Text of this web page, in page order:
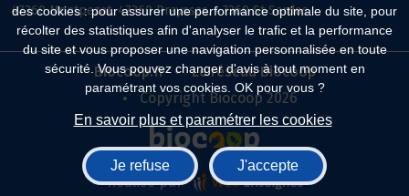
des cookies : pour assurer une performance optimale du site, pour
récolter des statistiques afin d'analyser le trafic et la performance
du site et vous proposer une navigation personnalisée en toute
sécurité. Vous pouvez changer d'avis à tout moment en
paramétrant vos cookies. OK pour vous ?
En savoir plus et paramétrer les cookies
Je refuse J'accepte
47360 Montpezat, 47360 Prayssas, 47360 St-Sardos
Biocoop.fr
Le réseau Biocoop
Copyright Biocoop 2026
Réalisé par